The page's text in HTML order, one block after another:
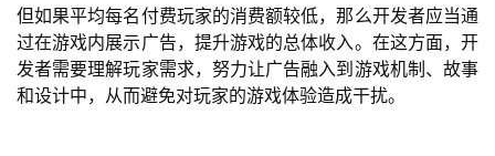
7
月
3
但如果平均每名付费玩家的消费额较低，那么开发者应当通
过在游戏内展示广告，提升游戏的总体收入。在这方面，开
发者需要理解玩家需求，努力让广告融入到游戏机制、故事
和设计中，从而避免对玩家的游戏体验造成干扰。